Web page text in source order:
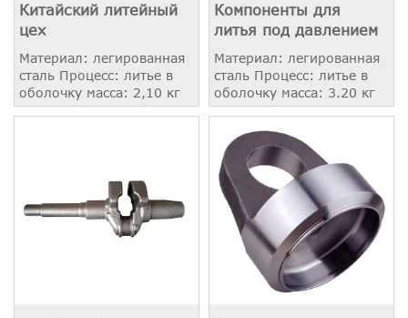
Китайский литейный
цех
Материал: легированная
сталь Процесс: литье в
оболочку масса: 2,10 кг
Компоненты для
литья под давлением
Материал: легированная
сталь Процесс: литье в
оболочку масса: 3.20 кг